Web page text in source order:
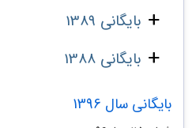
بایگانی 1389
بایگانی 1388
بایگانی سال 1396